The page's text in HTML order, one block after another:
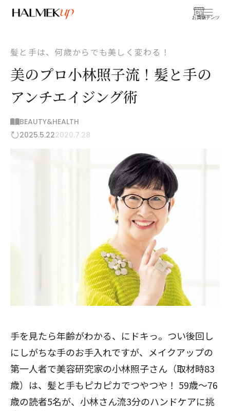
お買物
コンテンツ
髪と手は、何歳からでも美しく変わる！
美のプロ小林照子流！髪と手の
アンチエイジング術
BEAUTY&HEALTH
2025.5.222020.7.28
手を見たら年齢がわかる、にドキっ。つい後回し
にしがちな手のお手入れですが、メイクアップの
第一人者で美容研究家の小林照子さん（取材時83
歳）は、髪と手もピカピカでつやつや！ 59歳～76
歳の読者5名が、小林さん流3分のハンドケアに挑